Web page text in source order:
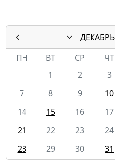
ДЕКАБРЬ
ПН
ВТ СР ЧТ
1
2 3
7
8 9 10
14
15 16 17
21
22 23 24
28
29 30 31